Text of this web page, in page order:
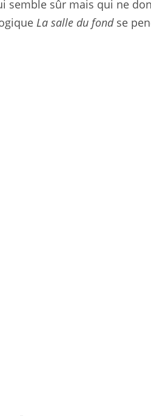
semble sûr mais qui ne
La salle du fondse